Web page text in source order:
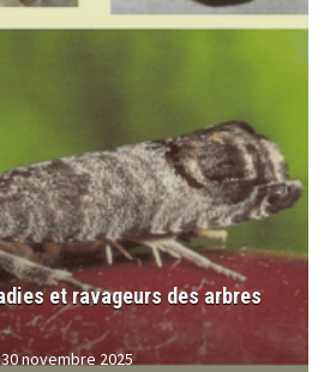
et ravageurs des arbres
30 novembre 2025